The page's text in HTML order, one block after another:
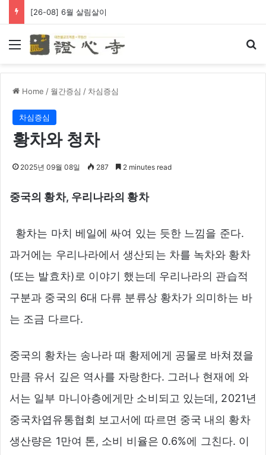
[26-08] 6월 살림살이
Menu
Home / 월간증심 / 차심증심
차심증심
황차와 청차
2025년 09월 08일 287 2 minutes read
중국의 황차, 우리나라의 황차
황차는 마치 베일에 싸여 있는 듯한 느낌을 준다.
과거에는 우리나라에서 생산되는 차를 녹차와 황차
(또는 발효차)로 이야기 했는데 우리나라의 관습적
구분과 중국의 6대 다류 분류상 황차가 의미하는 바
는 조금 다르다.
중국의 황차는 송나라 때 황제에게 공물로 바쳐졌을
만큼 유서 깊은 역사를 자랑한다. 그러나 현재에 와
서는 일부 마니아층에게만 소비되고 있는데, 2021년
중국차엽유통협회 보고서에 따르면 중국 내의 황차
생산량은 1만여 톤, 소비 비율은 0.6%에 그친다. 이